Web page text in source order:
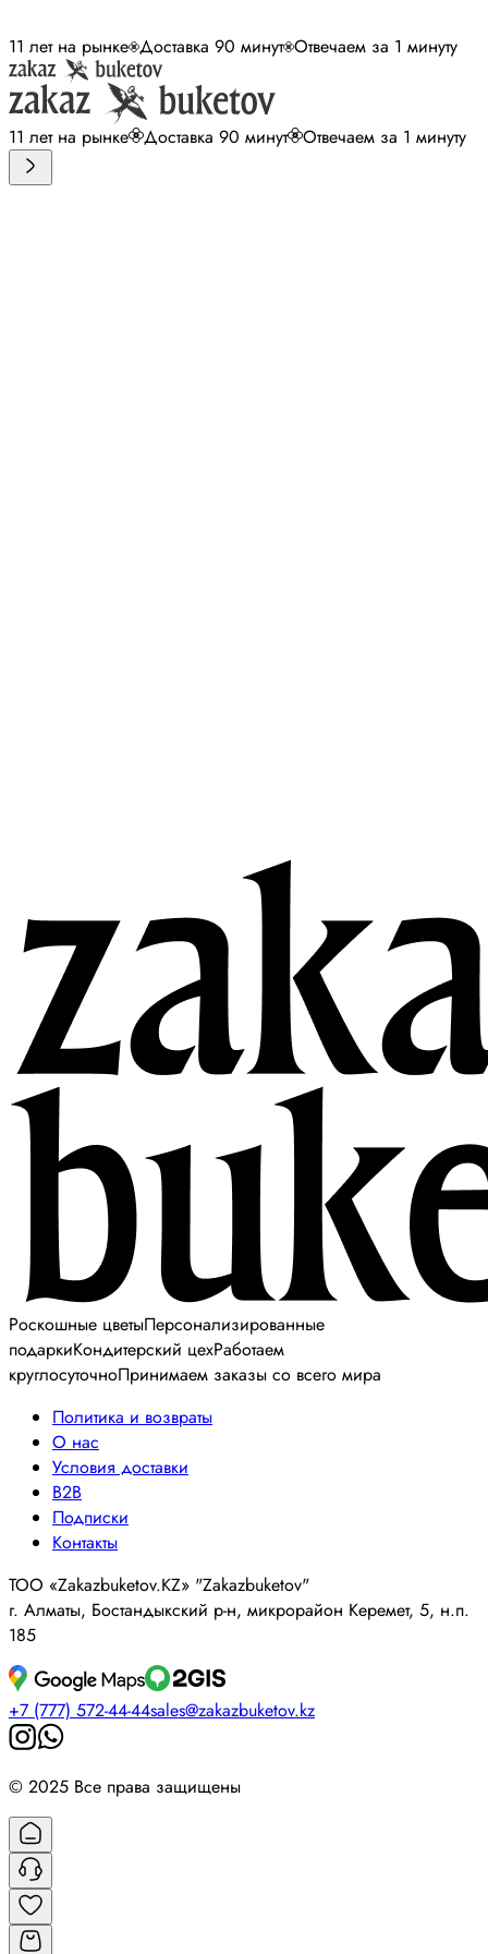
11 лет на рынке Доставка 90 минут Отвечаем за 1 минуту
11 лет на рынке Доставка 90 минут Отвечаем за 1 минуту
Роскошные цветыПерсонализированные
подаркиКондитерский цехРаботаем
круглосуточноПринимаем заказы со всего мира
Политика и возвраты
О нас
Условия доставки
B2B
Подписки
Контакты
ТОО «Zakazbuketov.KZ» "Zakazbuketov"
г. Алматы, Бостандыкский р-н, микрорайон Керемет, 5, н.п.
185
+7 (777) 572-44-44sales@zakazbuketov.kz
© 2025 Все права защищены